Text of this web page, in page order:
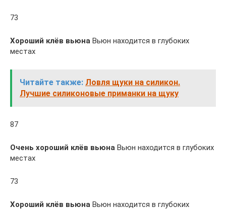
73
Хороший клёв вьюна Вьюн находится в глубоких
местах
Читайте также: Ловля щуки на силикон.
Лучшие силиконовые приманки на щуку
87
Очень хороший клёв вьюна Вьюн находится в глубоких
местах
73
Хороший клёв вьюна Вьюн находится в глубоких